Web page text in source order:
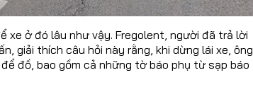
xe ở đó lâu như vậy. Fregolent, người đã trả lời
giải thích câu hỏi này rằng, khi dừng lái xe, ông
đồ, bao gồm cả những tờ báo phụ từ sạp báo